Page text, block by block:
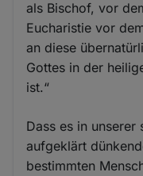
als Bischof, vor
Eucharistie vor
an diese
Gottes in der
ist.“
Dass es in
aufgeklärt
bestimmten